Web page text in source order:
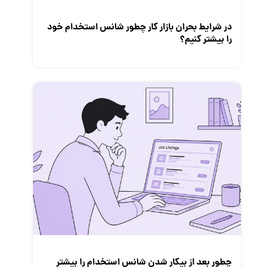
در شرایط بحران بازار کار چطور شانس استخدام خود
را بیشتر کنیم؟
چطور بعد از بیکار شدن شانس استخدام‌ را بیشتر